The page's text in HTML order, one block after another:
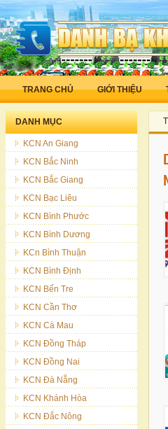
TRANG CHỦ GIỚI THIỆU
DANH MỤC
KCN An Giang
KCN Bắc Ninh
KCN Bắc Giang
KCN Bạc Liêu
KCN Bình Phước
KCN Bình Dương
KCn Bình Thuận
KCN Bình Định
KCN Bến Tre
KCN Cần Thơ
KCN Cà Mau
KCN Đồng Tháp
KCN Đồng Nai
KCN Đà Nẵng
KCN Khánh Hòa
KCN Đắc Nông